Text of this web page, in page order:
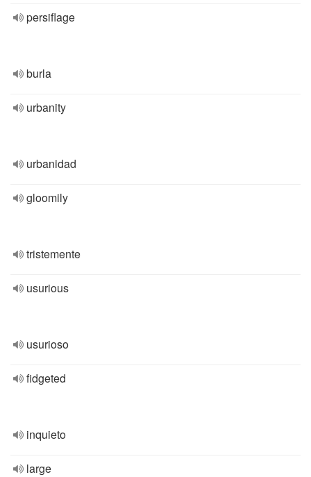
persiflage
burla
urbanity
urbanidad
gloomily
tristemente
usurious
usurioso
fidgeted
inquieto
large